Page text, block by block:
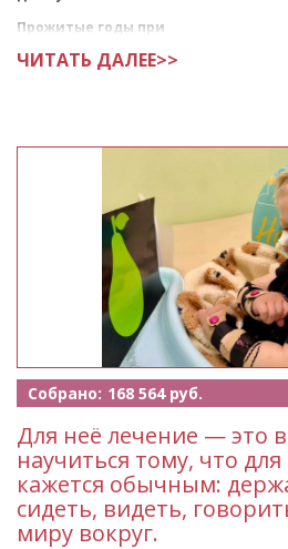
Прожитые годы при
ЧИТАТЬ ДАЛЕЕ>>
Собрано: 168 564 руб.
Для неё лечение — это
научиться тому, что
кажется обычным:
сидеть, видеть,
миру вокруг.